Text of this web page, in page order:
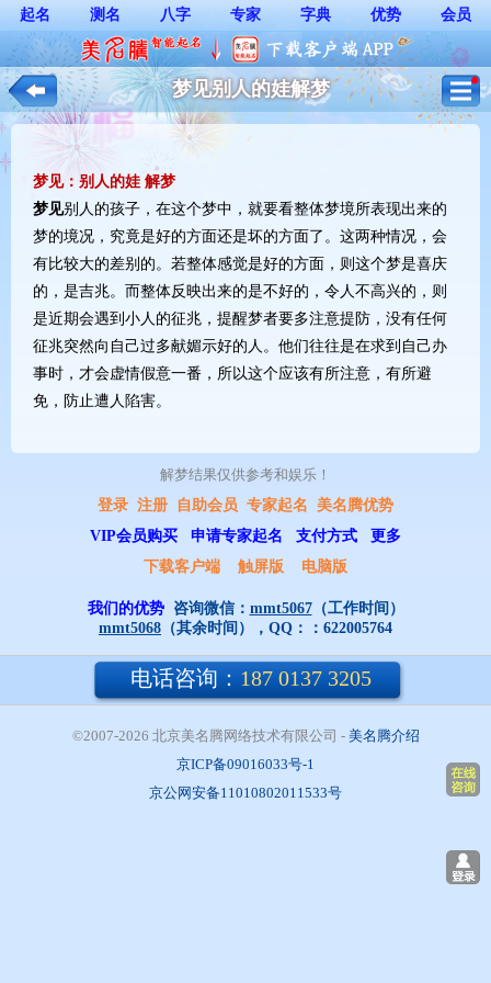
起名 测名 八字 专家 字典 优势 会员
梦见别人的娃解梦
梦见：别人的娃 解梦
梦见别人的孩子，在这个梦中，就要看整体梦境所表现出来的
梦的境况，究竟是好的方面还是坏的方面了。这两种情况，会
有比较大的差别的。若整体感觉是好的方面，则这个梦是喜庆
的，是吉兆。而整体反映出来的是不好的，令人不高兴的，则
是近期会遇到小人的征兆，提醒梦者要多注意提防，没有任何
征兆突然向自己过多献媚示好的人。他们往往是在求到自己办
事时，才会虚情假意一番，所以这个应该有所注意，有所避
免，防止遭人陷害。
解梦结果仅供参考和娱乐！
登录 注册 自助会员 专家起名 美名腾优势
VIP会员购买
申请专家起名 支付方式
更多
下载客户端
触屏版 电脑版
我们的优势 咨询微信： mmt5067（工作时间）
mmt5068 （其余时间），QQ：： 622005764
电话咨询： 187 0137 3205
©2007-2026 北京美名腾网络技术有限公司 - 美名腾介绍
京ICP备09016033号-1
京公网安备11010802011533号